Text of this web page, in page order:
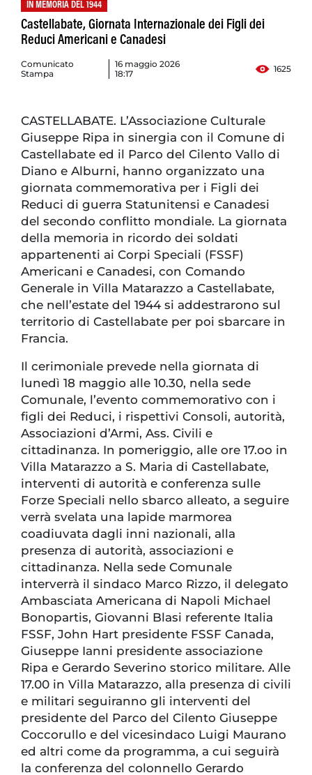
IN MEMORIA DEL 1944
Castellabate, Giornata Internazionale dei Figli dei
Reduci Americani e Canadesi
Comunicato
Stampa
16 maggio 2026
18:17
1625
CASTELLABATE. L’Associazione Culturale
Giuseppe Ripa in sinergia con il Comune di
Castellabate ed il Parco del Cilento Vallo di
Diano e Alburni, hanno organizzato una
giornata commemorativa per i Figli dei
Reduci di guerra Statunitensi e Canadesi
del secondo conflitto mondiale. La giornata
della memoria in ricordo dei soldati
appartenenti ai Corpi Speciali (FSSF)
Americani e Canadesi, con Comando
Generale in Villa Matarazzo a Castellabate,
che nell’estate del 1944 si addestrarono sul
territorio di Castellabate per poi sbarcare in
Francia.
Il cerimoniale prevede nella giornata di
lunedì 18 maggio alle 10.30, nella sede
Comunale, l’evento commemorativo con i
figli dei Reduci, i rispettivi Consoli, autorità,
Associazioni d’Armi, Ass. Civili e
cittadinanza. In pomeriggio, alle ore 17.oo in
Villa Matarazzo a S. Maria di Castellabate,
interventi di autorità e conferenza sulle
Forze Speciali nello sbarco alleato, a seguire
verrà svelata una lapide marmorea
coadiuvata dagli inni nazionali, alla
presenza di autorità, associazioni e
cittadinanza. Nella sede Comunale
interverrà il sindaco Marco Rizzo, il delegato
Ambasciata Americana di Napoli Michael
Bonopartis, Giovanni Blasi referente Italia
FSSF, John Hart presidente FSSF Canada,
Giuseppe Ianni presidente associazione
Ripa e Gerardo Severino storico militare. Alle
17.00 in Villa Matarazzo, alla presenza di civili
e militari seguiranno gli interventi del
presidente del Parco del Cilento Giuseppe
Coccorullo e del vicesindaco Luigi Maurano
ed altri come da programma, a cui seguirà
la conferenza del colonnello Gerardo